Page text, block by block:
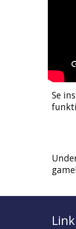
Se